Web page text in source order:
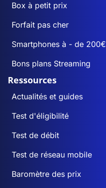
Box à petit prix
Forfait pas cher
Smartphones à - de 200€
Bons plans Streaming
Ressources
Actualités et guides
Test d'éligibilité
Test de débit
Test de réseau mobile
Baromètre des prix